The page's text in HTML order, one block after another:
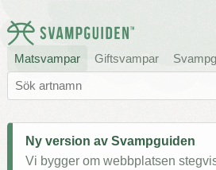
Matsvampar Giftsvampar
Ny version av Svampguiden
Vi bygger om webbplatsen